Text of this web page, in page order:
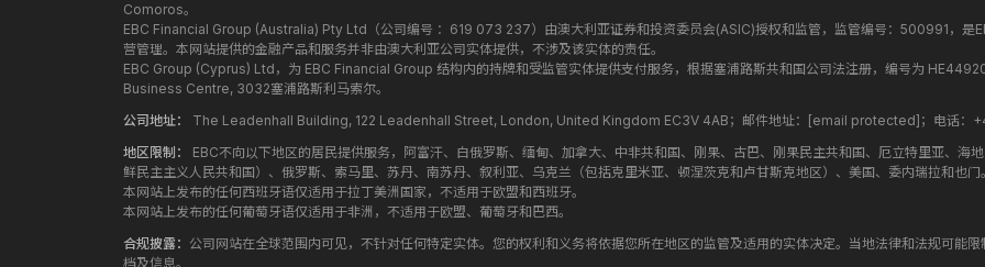
Comoros。
EBC Financial Group (Australia) Pty Ltd（公司编号 ：619 073 237）由澳大利亚证券和投资委员会(ASIC)授权和监管，监管编号：500991，是
营管理。本网站提供的金融产品和服务并非由澳大利亚公司实体提供，不涉及该实体的责任。
EBC Group (Cyprus) Ltd，为 EBC Financial Group 结构内的持牌和受监管实体提供支付服务，根据塞浦路斯共和国公司法注册，编号为
Business Centre, 3032塞浦路斯利马索尔。
公司地址：
The Leadenhall Building, 122 Leadenhall Street, London, United Kingdom EC3V 4AB；邮件地址： [email protected] ；电话：
地区限制：
EBC不向以下地区的居民提供服务，阿富汗、白俄罗斯、缅甸、加拿大、中非共和国、刚果、古巴、刚果民主共和国、厄立特里亚、海
鲜民主主义人民共和国）、俄罗斯、索马里、苏丹、南苏丹、叙利亚、乌克兰（包括克里米亚、顿涅茨克和卢甘斯克地区）、美国、委内瑞拉和也
本网站上发布的任何西班牙语仅适用于拉丁美洲国家，不适用于欧盟和西班牙。
本网站上发布的任何葡萄牙语仅适用于非洲，不适用于欧盟、葡萄牙和巴西。
合规披露： 公司网站在全球范围内可见，不针对任何特定实体。您的权利和义务将依据您所在地区的监管及适用的实体决定。当地法律和法规可能
档及信息。